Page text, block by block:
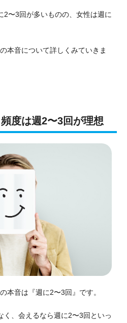
2〜3回が多いものの、女性は週に
本音について詳しくみていきま
度は週2〜3回が理想
本音は『週に2〜3回』です。
く、会えるなら週に2〜3回といっ